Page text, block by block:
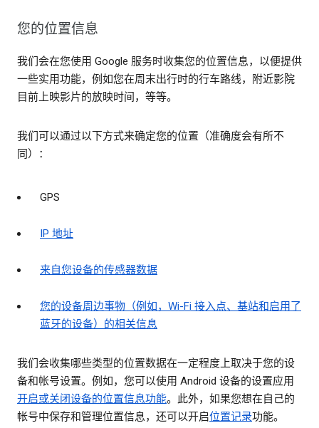
您的位置信息
我们会在您使用 Google 服务时收集您的位置信息，以便提供
一些实用功能，例如您在周末出行时的行车路线，附近影院
目前上映影片的放映时间，等等。
我们可以通过以下方式来确定您的位置（准确度会有所不
同）：
GPS
IP 地址
来自您设备的传感器数据
您的设备周边事物（例如，Wi-Fi 接入点、基站和启用了
蓝牙的设备）的相关信息
我们会收集哪些类型的位置数据在一定程度上取决于您的设
备和帐号设置。例如，您可以使用 Android 设备的设置应用
开启或关闭设备的位置信息功能。此外，如果您想在自己的
帐号中保存和管理位置信息，还可以开启位置记录功能。